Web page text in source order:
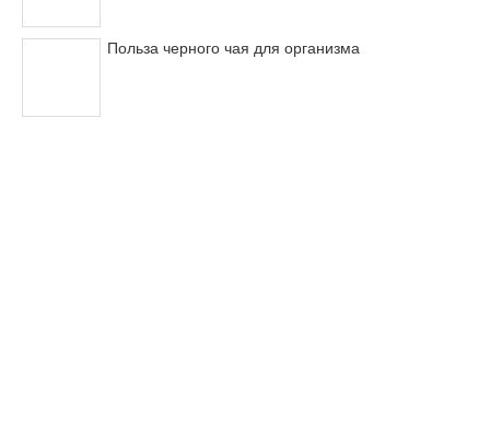
Польза черного чая для организма